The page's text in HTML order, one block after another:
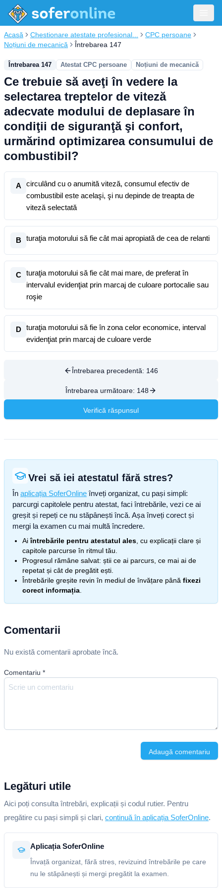
Acasă Chestionare atestate profesional...
CPC persoane
Noțiuni de mecanică
Întrebarea 147
Întrebarea 147 Atestat CPC persoane Noțiuni de mecanică
Ce trebuie să aveţi în vedere la
selectarea treptelor de viteză
adecvate modului de deplasare în
condiţii de siguranţă şi confort,
urmărind optimizarea consumului de
combustibil?
A
circulând cu o anumită viteză, consumul efectiv de
combustibil este acelaşi, şi nu depinde de treapta de
viteză selectată
B turaţia motorului să fie cât mai apropiată de cea de relanti
C
turaţia motorului să fie cât mai mare, de preferat în
intervalul evidenţiat prin marcaj de culoare portocalie sau
roşie
D
turaţia motorului să fie în zona celor economice, interval
evidenţiat prin marcaj de culoare verde
Întrebarea precedentă: 146
Întrebarea următoare: 148
Verifică răspunsul
Vrei să iei atestatul fără stres?
În aplicația SoferOnline înveți organizat, cu pași simpli:
parcurgi capitolele pentru atestat, faci întrebările, vezi ce ai
greșit și repeți ce nu stăpânești încă. Așa înveți corect și
mergi la examen cu mai multă încredere.
Aiîntrebările pentru atestatul ales , cu explicații clare și
capitole parcurse în ritmul tău.
Progresul rămâne salvat: știi ce ai parcurs, ce mai ai de
repetat și cât de pregătit ești.
Întrebările greșite revin în mediul de învățare până fixezi
corect informația
Comentarii
Nu există comentarii aprobate încă.
Comentariu *
Adaugă comentariu
Legături utile
Aici poți consulta întrebări, explicații și codul rutier. Pentru
pregătire cu pași simpli și clari, continuă în aplicația SoferOnline.
Aplicația SoferOnline
Învață organizat, fără stres, revizuind întrebările pe care
nu le stăpânești și mergi pregătit la examen.